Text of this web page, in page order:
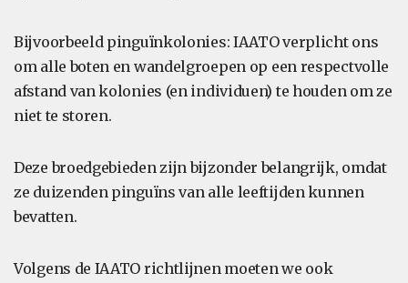
Bijvoorbeeld pinguïnkolonies: IAATO verplicht ons
om alle boten en wandelgroepen op een respectvolle
afstand van kolonies (en individuen) te houden om ze
niet te storen.
Deze broedgebieden zijn bijzonder belangrijk, omdat
ze duizenden pinguïns van alle leeftijden kunnen
bevatten.
Volgens de IAATO richtlijnen moeten we ook